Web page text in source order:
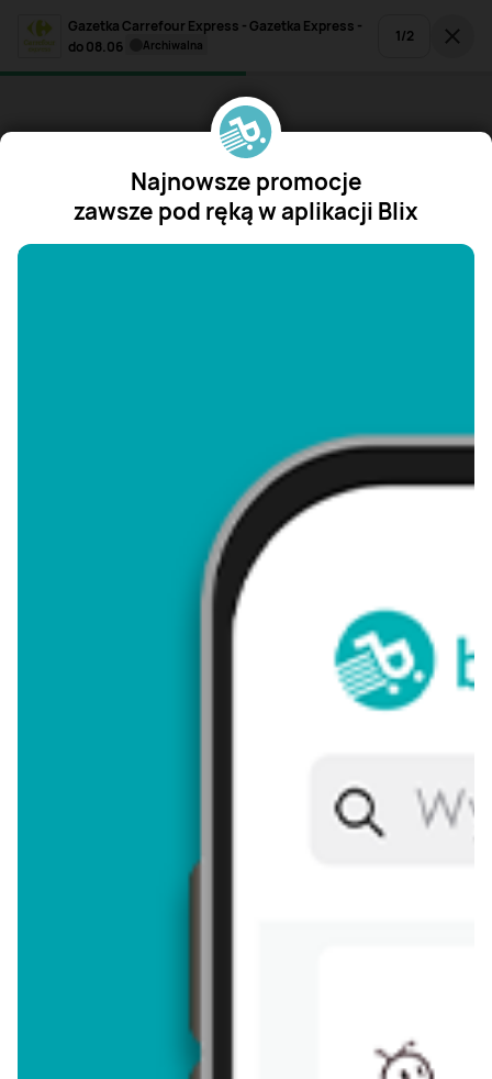
Gazetka Carrefour Express - Gazetka Express -
do 08.06
archiwalna 1/2
Najnowsze promocje
zawsze pod ręką w aplikacji Blix
"/>